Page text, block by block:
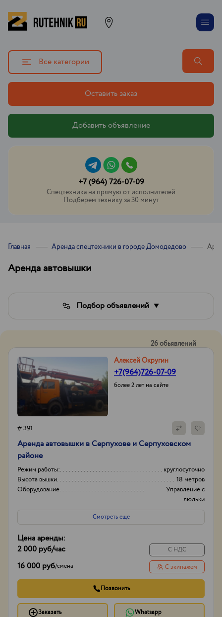
Все категории
Оставить заказ
Добавить объявление
+7 (964) 726-07-09
Спецтехника на прямую от исполнителей
Подберем технику за 30 минут
Главная Аренда спецтехники в городе Домодедово
Аренда автовышки
Подбор объявлений
26 обьявлений
Алексей Округин
+7(964)726-07-09
более 2 лет на сайте
# 391
Аренда автовышки в Серпухове и Серпуховском
районе
Режим работы:
круглосуточно
Высота вышки
18 метров
Оборудование
Управление с
люльки
Тип проходимости
Колесная
Смотреть еще
Цена аренды:
2 000 руб/час
16 000 руб/смена
С НДС
С экипажем
Позвонить
Заказать Whatsapp